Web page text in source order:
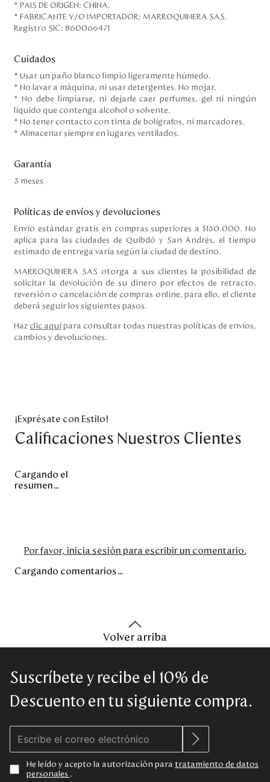
* PAIS DE ORIGEN: CHINA.
* FABRICANTE Y/O IMPORTADOR: MARROQUINERA SAS.
Registro SIC: 860066471
Cuidados
* Usar un paño blanco limpio ligeramente húmedo.
* No lavar a máquina, ni usar detergentes. No mojar.
* No debe limpiarse, ni dejarle caer perfumes, gel ni ningún
líquido que contenga alcohol o solvente.
* No tener contacto con tinta de bolígrafos, ni marcadores.
* Almacenar siempre en lugares ventilados.
Garantía
3 meses
Políticas de envíos y devoluciones
Envío estándar gratis en compras superiores a $150.000. No
aplica para las ciudades de Quibdó y San Andrés, el tiempo
estimado de entrega varía según la ciudad de destino.
MARROQUINERA SAS otorga a sus clientes la posibilidad de
solicitar la devolución de su dinero por efectos de retracto,
reversión o cancelación de compras online, para ello, el cliente
deberá seguir los siguientes pasos.
Haz clic aquí para consultar todas nuestras políticas de envíos,
cambios y devoluciones.
¡Exprésate con Estilo!
Calificaciones Nuestros Clientes
Cargando el
resumen…
Por favor, inicia sesión para escribir un comentario.
Cargando comentarios…
Volver arriba
Suscríbete y recibe el 10% de
Descuento en tu siguiente compra.
He leído y acepto la autorización para tratamiento de datos
personales .